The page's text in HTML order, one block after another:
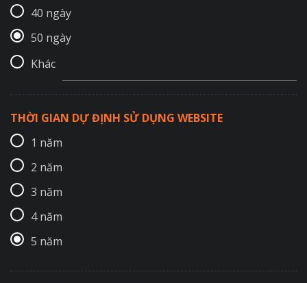
40 ngày
50 ngày
Khác
THỜI GIAN DỰ ĐỊNH SỬ DỤNG WEBSITE
1 năm
2 năm
3 năm
4 năm
5 năm